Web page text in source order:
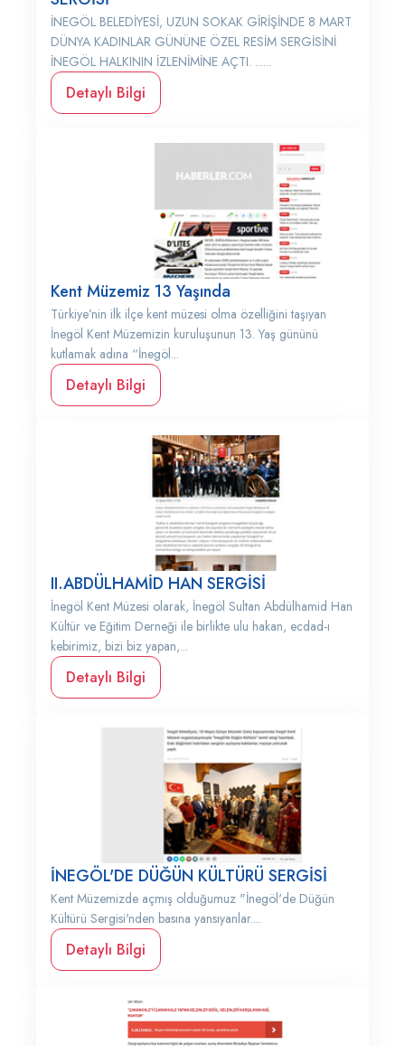
İNEGÖL BELEDİYESİ, UZUN SOKAK GİRİŞİNDE 8 MART
DÜNYA KADINLAR GÜNÜNE ÖZEL RESİM SERGİSİNİ
İNEGÖL HALKININ İZLENİMİNE AÇTI. ......
Detaylı Bilgi
Kent Müzemiz 13 Yaşında
Türkiye’nin ilk ilçe kent müzesi olma özelliğini taşıyan
İnegöl Kent Müzemizin kuruluşunun 13. Yaş gününü
kutlamak adına “İnegöl...
Detaylı Bilgi
II.ABDÜLHAMİD HAN SERGİSİ
İnegöl Kent Müzesi olarak, İnegöl Sultan Abdülhamid Han
Kültür ve Eğitim Derneği ile birlikte ulu hakan, ecdad-ı
kebirimiz, bizi biz yapan,...
Detaylı Bilgi
İNEGÖL'DE DÜĞÜN KÜLTÜRÜ SERGİSİ
Kent Müzemizde açmış olduğumuz "İnegöl'de Düğün
Kültürü Sergisi'nden basına yansıyanlar....
Detaylı Bilgi